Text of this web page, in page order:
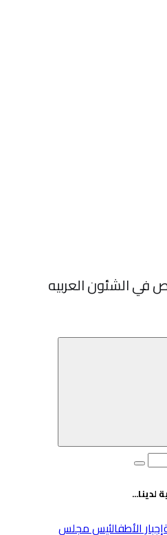
الشئون العربيه
لدينا...
إجبار الأطفالئيس مجلس